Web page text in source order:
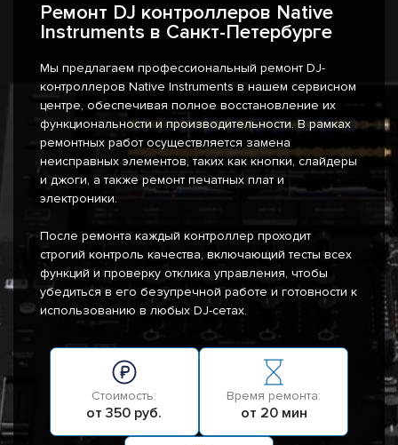
Ремонт DJ контроллеров Native
Instruments в Санкт-Петербурге
Мы предлагаем профессиональный ремонт DJ-
контроллеров Native Instruments в нашем сервисном
центре, обеспечивая полное восстановление их
функциональности и производительности. В рамках
ремонтных работ осуществляется замена
неисправных элементов, таких как кнопки, слайдеры
и джоги, а также ремонт печатных плат и
электроники.
После ремонта каждый контроллер проходит
строгий контроль качества, включающий тесты всех
функций и проверку отклика управления, чтобы
убедиться в его безупречной работе и готовности к
использованию в любых DJ-сетах.
Стоимость:
от 350 руб.
Время ремонта:
от 20 мин